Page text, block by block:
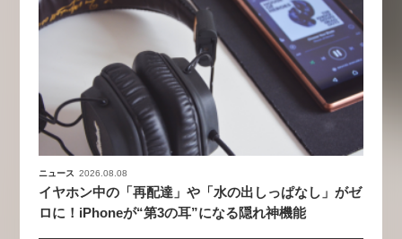
ニュース 2026.08.08
イヤホン中の「再配達」や「水の出しっぱなし」がゼ
ロに！iPhoneが“第3の耳”になる隠れ神機能